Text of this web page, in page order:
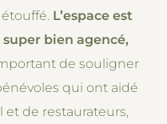
L’espace est
bien agencé,
de souligner
qui ont aidé
de restaurateurs,